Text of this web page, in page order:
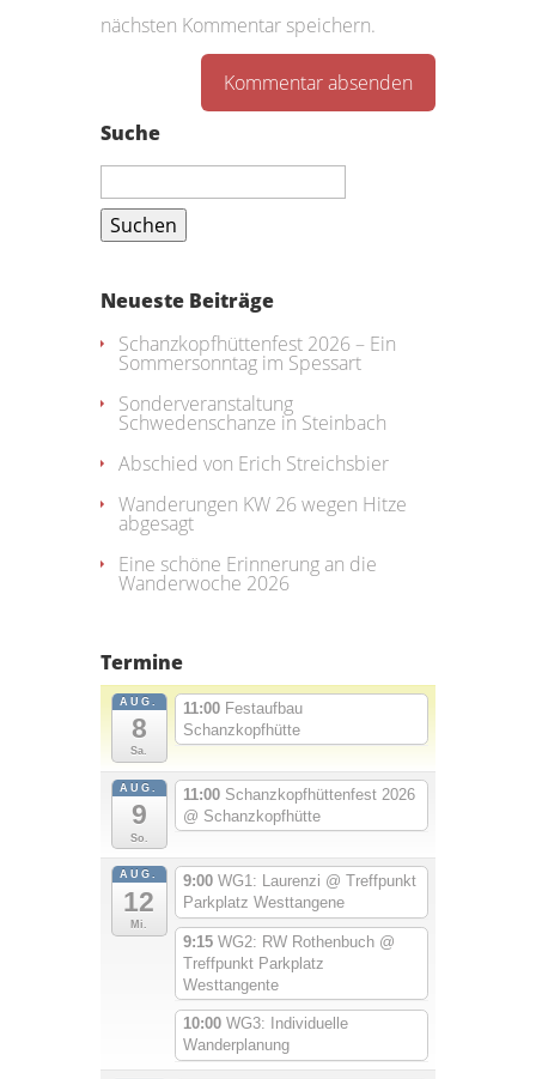
nächsten Kommentar speichern.
Suche
Suchen
Neueste Beiträge
Schanzkopfhüttenfest 2026 – Ein
Sommersonntag im Spessart
Sonderveranstaltung
Schwedenschanze in Steinbach
Abschied von Erich Streichsbier
Wanderungen KW 26 wegen Hitze
abgesagt
Eine schöne Erinnerung an die
Wanderwoche 2026
Termine
AUG.
8
Sa.
11:00 Festaufbau
Schanzkopfhütte
AUG.
9
So.
11:00 Schanzkopfhüttenfest 2026
@ Schanzkopfhütte
AUG.
12
Mi.
9:00 WG1: Laurenzi @ Treffpunkt
Parkplatz Westtangene
9:15 WG2: RW Rothenbuch @
Treffpunkt Parkplatz
Westtangente
10:00 WG3: Individuelle
Wanderplanung